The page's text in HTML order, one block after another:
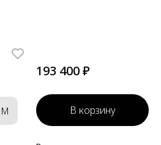
M
193 400 ₽
В корзину